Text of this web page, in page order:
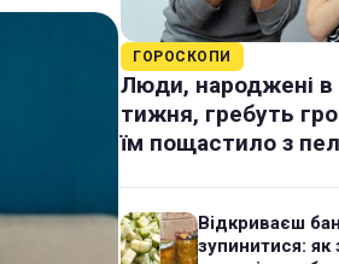
ГОРОСКОПИ
Люди, народжені в
тижня, гребуть
їм пощастило з
Відкриваєш
зупинитися: як